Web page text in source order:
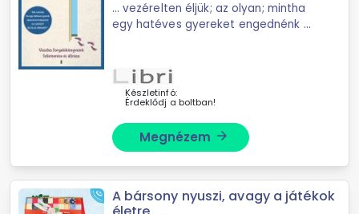
... vezérelten éljük; az olyan; mintha
egy hatéves gyereket engednénk a
Egyik kedvenc témája a
sorskönyvelmélet volt - ...
Készletinfó:
Érdeklődj a boltban!
Megnézem arrow_forward
A bársony nyuszi, avagy a játékok